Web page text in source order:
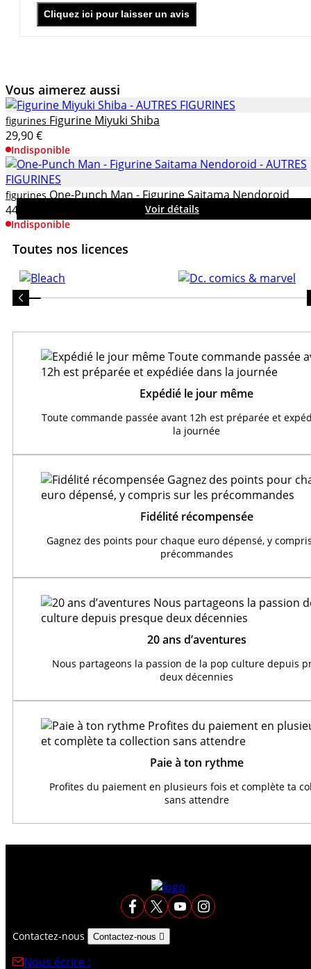
Cliquez ici pour laisser un avis
Vous aimerez aussi
Voir détails
figurines Figurine Miyuki Shiba
29,90 €
Indisponible
Voir détails
figurines One-Punch Man - Figurine Saitama Nendoroid
44,90 €
Indisponible
Toutes nos licences
Expédié le jour même
Toute commande passée avant 12h est préparée et
la journée
Fidélité récompensée
Gagnez des points pour chaque euro dépensé, y
précommandes
20 ans d’aventures
Nous partageons la passion de la pop culture depuis
deux décennies
Paie à ton rythme
Profites du paiement en plusieurs fois et complète ta
sans attendre
Contactez-nous Contactez-nous 
Nous écrire :